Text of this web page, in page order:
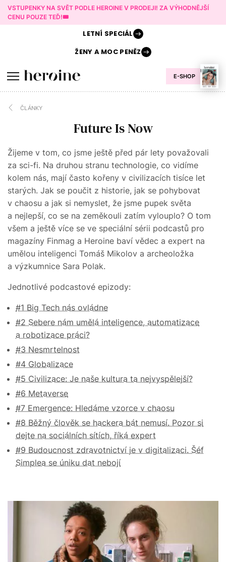
VSTUPENKY NA SVĚT PODLE HEROINE V PRODEJI! ZA VÝHODNĚJŠÍ
CENU POUZE TEĎ!🎟️
E-SHOP
LETNÍ SPECIÁL
ŽENY AMOC PENĚZ
ČLÁNKY
Future Is Now
Žijeme v tom, co jsme ještě před pár lety považovali
za sci-fi. Na druhou stranu technologie, co vidíme
kolem nás, mají často kořeny v civilizacích tisíce let
starých. Jak se poučit z historie, jak se pohybovat
v chaosu a jak si nemyslet, že jsme pupek světa
a nejlepší, co se na zeměkouli zatím vylouplo? O tom
všem a ještě více se ve speciální sérii podcastů pro
magazíny Finmag a Heroine baví vědec a expert na
umělou inteligenci Tomáš Mikolov a archeoložka
a výzkumnice Sara Polak.
Jednotlivé podcastové epizody:
#1 Big Tech nás ovládne
#2 Sebere nám umělá inteligence, automatizace
a robotizace práci?
#3 Nesmrtelnost
#4 Globalizace
#5 Civilizace: Je naše kultura ta nejvyspělejší?
#6 Metaverse
#7 Emergence: Hledáme vzorce v chaosu
#8 Běžný člověk se hackera bát nemusí. Pozor si
dejte na sociálních sítích, říká expert
#9 Budoucnost zdravotnictví je v digitalizaci. Šéf
Simplea se úniku dat nebojí